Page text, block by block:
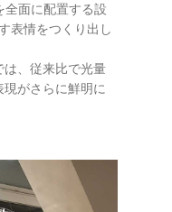
全面に配置する設
表情をつくり出し
、従来比で光量
がさらに鮮明に